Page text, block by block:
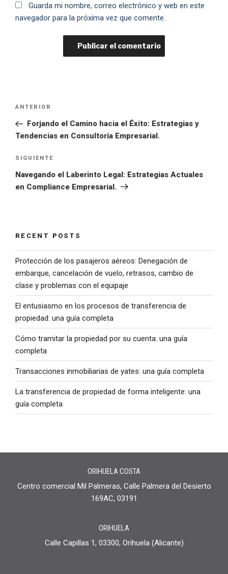
Guarda mi nombre, correo electrónico y web en este
navegador para la próxima vez que comente.
ANTERIOR
Forjando el Camino hacia el Éxito: Estrategias y
Tendencias en Consultoría Empresarial.
SIGUIENTE
Navegando el Laberinto Legal: Estrategias Actuales
en Compliance Empresarial.
RECENT POSTS
Protección de los pasajeros aéreos: Denegación de
embarque, cancelación de vuelo, retrasos, cambio de
clase y problemas con el equipaje
El entusiasmo en los procesos de transferencia de
propiedad: una guía completa
Cómo tramitar la propiedad por su cuenta: una guía
completa
Transacciones inmobiliarias de yates: una guía completa
La transferencia de propiedad de forma inteligente: una
guía completa
ORIHUELA COSTA
Centro comercial Mil Palmeras, Calle Palmera del Desierto
169AC, 03191
ORIHUELA
Calle Capillas 1, 03300, Orihuela (Alicante)